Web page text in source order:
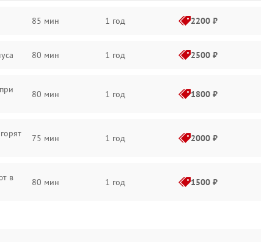
85 мин 1 год 2200 ₽
80 мин 1 год 2500 ₽
80 мин 1 год 1800 ₽
75 мин 1 год 2000 ₽
в
80 мин 1 год 1500 ₽